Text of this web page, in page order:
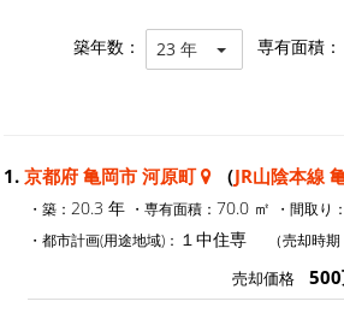
築年数： 23 年 専有面積：
1. 京都府 亀岡市 河原町 （JR山陰本線
・築： 20.3 年 ・専有面積： 70.0 ㎡ ・間取り：
・都市計画(用途地域)： １中住専 （売却時
売却価格